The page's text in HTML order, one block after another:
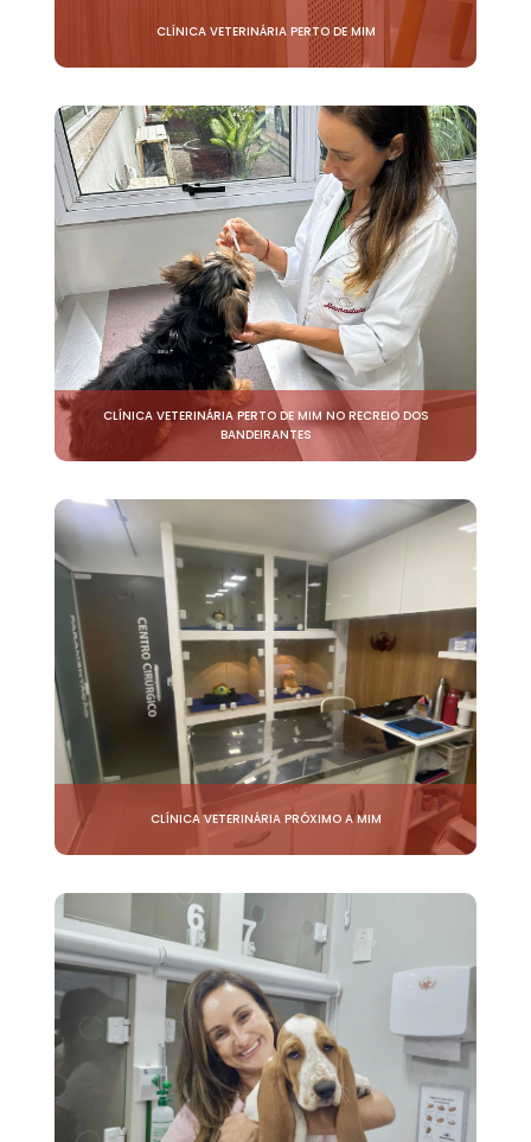
CLÍNICA VETERINÁRIA PERTO DE MIM
CLÍNICA VETERINÁRIA PERTO DE MIM NO RECREIO DOS
BANDEIRANTES
CLÍNICA VETERINÁRIA PRÓXIMO A MIM